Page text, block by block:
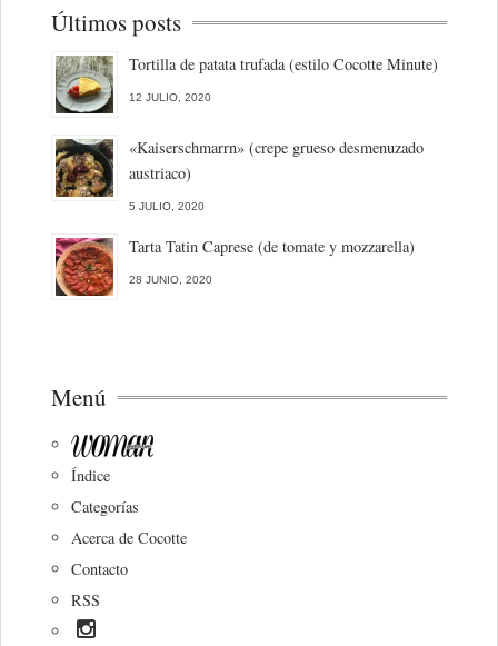
Últimos posts
Tortilla de patata trufada (estilo Cocotte Minute)
12 JULIO, 2020
«Kaiserschmarrn» (crepe grueso desmenuzado
austriaco)
5 JULIO, 2020
Tarta Tatin Caprese (de tomate y mozzarella)
28 JUNIO, 2020
Menú
Índice
Categorías
Acerca de Cocotte
Contacto
RSS